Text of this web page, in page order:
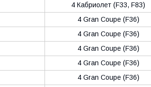
4 Кабриолет (F33, F83)
4 Gran Coupe (F36)
4 Gran Coupe (F36)
4 Gran Coupe (F36)
4 Gran Coupe (F36)
4 Gran Coupe (F36)